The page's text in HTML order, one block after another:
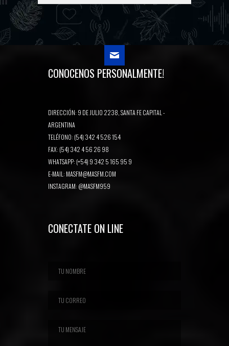
CONOCENOS PERSONALMENTE!
DIRECCIÓN: 9 DE JULIO 2238, SANTA FE CAPITAL -
ARGENTINA
TELÉFONO: (54) 342 4 526 154
FAX: (54) 342 4 56 26 98
WHATSAPP: (+54) 9 342 5 165 95 9
E-MAIL: MASFM@MASFM.COM
INSTAGRAM: @MASFM959
CONECTATE ON LINE